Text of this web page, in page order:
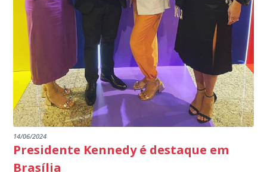
14/06/2024
Presidente Kennedy é destaque em
Brasília